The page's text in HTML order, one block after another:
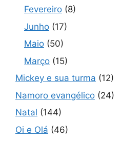
Fevereiro (8)
Junho (17)
Maio (50)
Março (15)
Mickey e sua turma (12)
Namoro evangélico (24)
Natal (144)
Oi e Olá (46)